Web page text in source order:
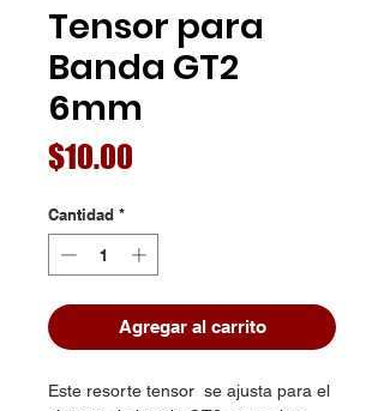
Tensor para
Banda GT2
6mm
$10.00
Cantidad *
Agregar al carrito
Este resorte tensor se ajusta para el